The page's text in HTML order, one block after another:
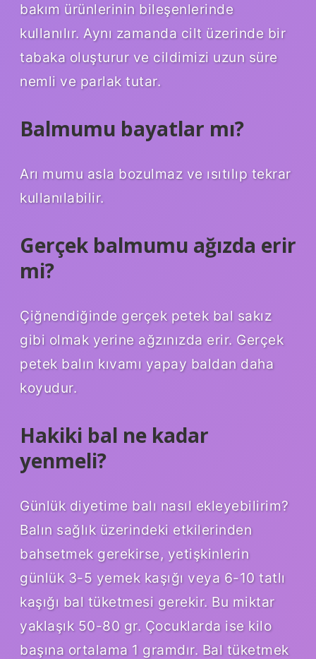
bakım ürünlerinin bileşenlerinde
kullanılır. Aynı zamanda cilt üzerinde bir
tabaka oluşturur ve cildimizi uzun süre
nemli ve parlak tutar.
Balmumu bayatlar mı?
Arı mumu asla bozulmaz ve ısıtılıp tekrar
kullanılabilir.
Gerçek balmumu ağızda erir
mi?
Çiğnendiğinde gerçek petek bal sakız
gibi olmak yerine ağzınızda erir. Gerçek
petek balın kıvamı yapay baldan daha
koyudur.
Hakiki bal ne kadar
yenmeli?
Günlük diyetime balı nasıl ekleyebilirim?
Balın sağlık üzerindeki etkilerinden
bahsetmek gerekirse, yetişkinlerin
günlük 3-5 yemek kaşığı veya 6-10 tatlı
kaşığı bal tüketmesi gerekir. Bu miktar
yaklaşık 50-80 gr. Çocuklarda ise kilo
başına ortalama 1 gramdır. Bal tüketmek